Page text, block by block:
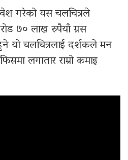
गरेको यस चलचित्रले
७० लाख रुपैयाँ ग्रस
यो चलचित्रलाई दर्शकले मन
लगातार राम्रो कमाइ